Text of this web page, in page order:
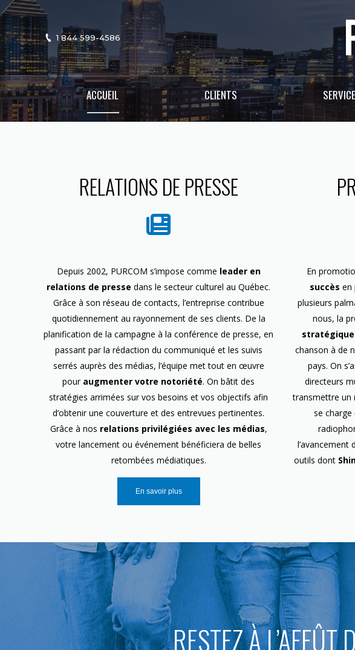
1 844 599-4586
ACCUEIL CLIENTS
RELATIONS DE PRESSE
Depuis 2002, PURCOM s’impose comme leader en
relations de presse dans le secteur culturel au Québec.
Grâce à son réseau de contacts, l’entreprise contribue
quotidiennement au rayonnement de ses clients. De la
planification de la campagne à la conférence de presse, en
passant par la rédaction du communiqué et les suivis
serrés auprès des médias, l’équipe met tout en œuvre
pour augmenter votre notoriété. On bâtit des
stratégies arrimées sur vos besoins et vos objectifs afin
d’obtenir une couverture et des entrevues pertinentes.
Grâce à nos relations privilégiées avec les médias,
votre lancement ou événement bénéficiera de belles
retombées médiatiques.
En savoir plus
En
succès en
plusieurs
nous, la
stratégique
chanson à de
pays. On
directeurs
transmettre un
se charge
l’avancement
outils dont
RESTEZ À L’AFFÛT